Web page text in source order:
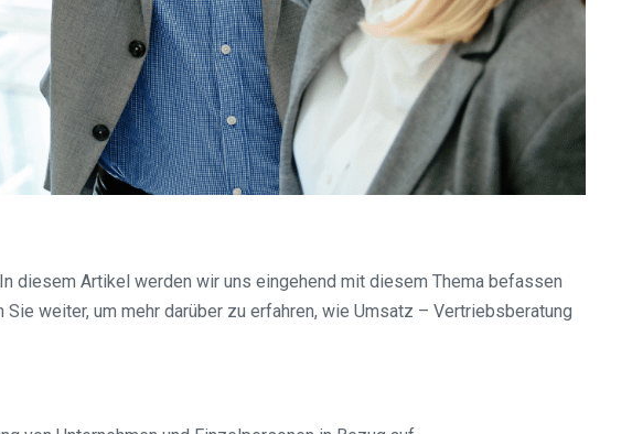
diesem Artikel werden wir uns eingehend mit diesem Thema befassen
weiter, um mehr darüber zu erfahren, wie Umsatz – Vertriebsberatung